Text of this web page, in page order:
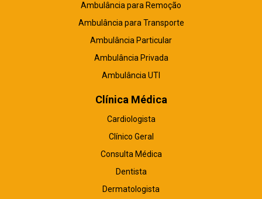
Ambulância para Remoção
Ambulância para Transporte
Ambulância Particular
Ambulância Privada
Ambulância UTI
Clínica Médica
Cardiologista
Clínico Geral
Consulta Médica
Dentista
Dermatologista